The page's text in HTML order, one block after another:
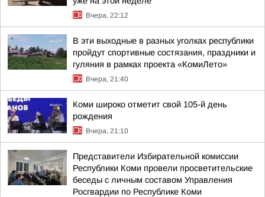
Вчера, 22:12
В эти выходные в разных уголках республики
пройдут спортивные состязания, праздники и
гуляния в рамках проекта «КомиЛето»
Вчера, 21:40
Коми широко отметит свой 105-й день
рождения
Вчера, 21:10
Представители Избирательной комиссии
Республики Коми провели просветительские
беседы с личным составом Управления
Росгвардии по Республике Коми